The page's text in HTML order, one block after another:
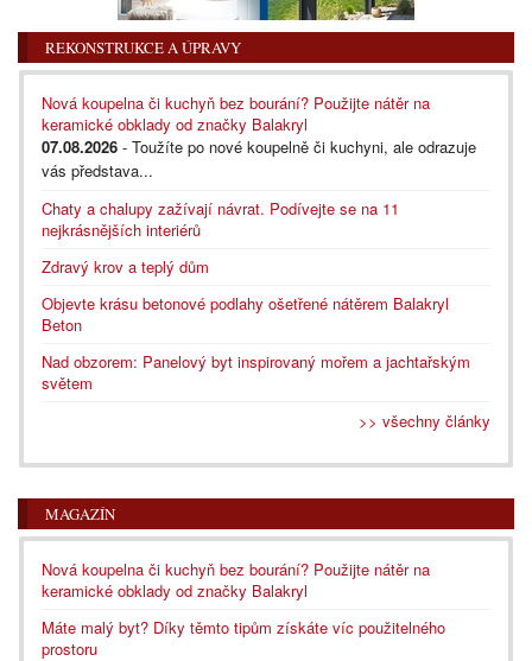
REKONSTRUKCE A ÚPRAVY
Nová koupelna či kuchyň bez bourání? Použijte nátěr na
keramické obklady od značky Balakryl
07.08.2026 - Toužíte po nové koupelně či kuchyni, ale odrazuje
vás představa...
Chaty a chalupy zažívají návrat. Podívejte se na 11
nejkrásnějších interiérů
Zdravý krov a teplý dům
Objevte krásu betonové podlahy ošetřené nátěrem Balakryl
Beton
Nad obzorem: Panelový byt inspirovaný mořem a jachtařským
světem
>> všechny články
MAGAZÍN
Nová koupelna či kuchyň bez bourání? Použijte nátěr na
keramické obklady od značky Balakryl
Máte malý byt? Díky těmto tipům získáte víc použitelného
prostoru